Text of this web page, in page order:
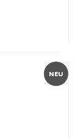
NEU